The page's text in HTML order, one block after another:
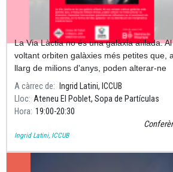
Ball de galàxies: l'impacte de les
galàxies satèl·lit en l'evolució de la
Via Làctia
La Via Làctia no és una galàxia aïllada.
voltant orbiten galàxies més petites que,
llarg de milions d'anys, poden alterar-ne
l'estructura i la dinàmica.
A càrrec de
Ingrid Latini, ICCUB
Lloc Ateneu El Poblet, Sopa de Partículas
Hora 19:00 20:30
Ingrid Latini, ICCUB